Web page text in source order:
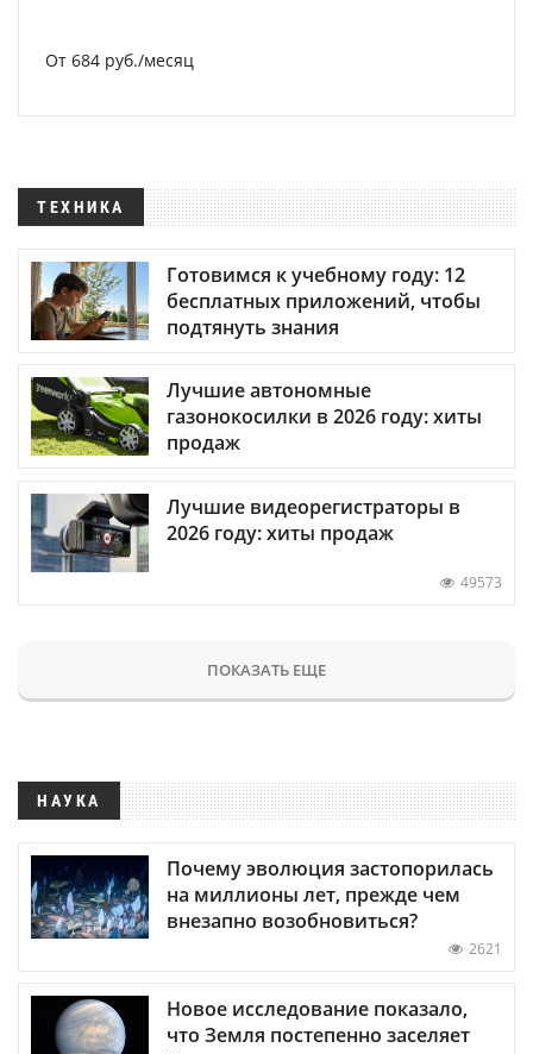
От 684 руб./месяц
ТЕХНИКА
Готовимся к учебному году: 12
бесплатных приложений, чтобы
подтянуть знания
Лучшие автономные
газонокосилки в 2026 году: хиты
продаж
Лучшие видеорегистраторы в
2026 году: хиты продаж
49573
ПОКАЗАТЬ ЕЩЕ
НАУКА
Почему эволюция застопорилась
на миллионы лет, прежде чем
внезапно возобновиться?
2621
Новое исследование показало,
что Земля постепенно заселяет